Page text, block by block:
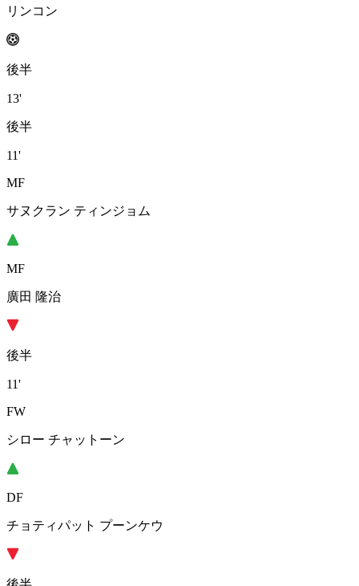
リンコン
後半
13'
後半
11'
MF
サヌクラン ティンジョム
MF
廣田 隆治
後半
11'
FW
シロー チャットーン
DF
チョティパット プーンケウ